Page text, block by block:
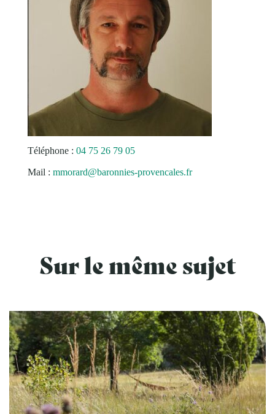
Téléphone : 04 75 26 79 05
Mail : mmorard@baronnies-provencales.fr
Sur le même sujet